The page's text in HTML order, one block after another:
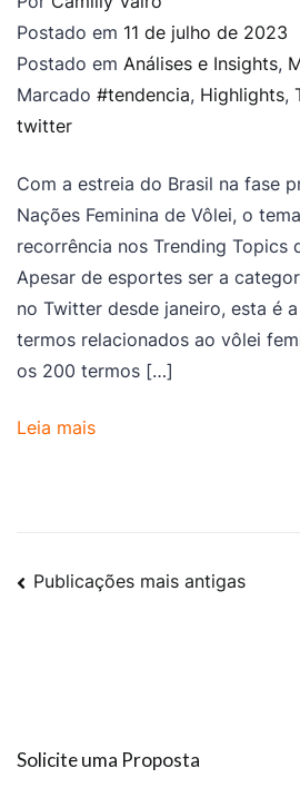
Postado em 11 de julho de 2023
Postado em Análises e Insights,
Marcado #tendencia, Highlights,
twitter
Com a estreia do Brasil na fase
Nações Feminina de Vôlei, o
recorrência nos Trending Topics
Apesar de esportes ser a
no Twitter desde janeiro, esta é
termos relacionados ao vôlei
os 200 termos […]
Leia mais
Publicações mais antigas
Solicite uma Proposta